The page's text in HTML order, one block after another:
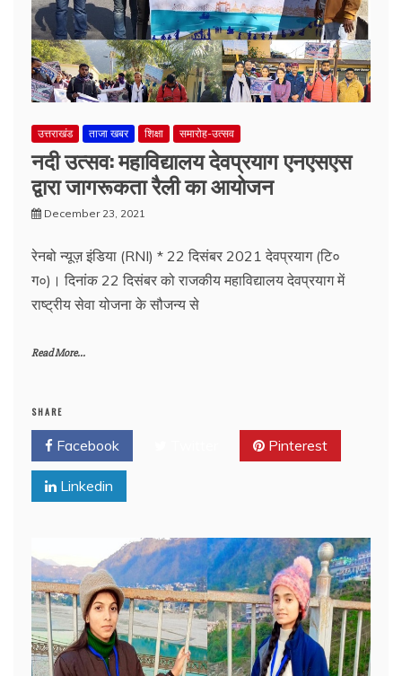
उत्तराखंड ताजा खबर शिक्षा समारोह-उत्सव
नदी उत्सव: महाविद्यालय देवप्रयाग एनएसएस
द्वारा जागरूकता रैली का आयोजन
December 23, 2021
रेनबो न्यूज़ इंडिया (RNI) * 22 दिसंबर 2021 देवप्रयाग (टि०
ग०)। दिनांक 22 दिसंबर को राजकीय महाविद्यालय देवप्रयाग में
राष्ट्रीय सेवा योजना के सौजन्य से
Read More...
SHARE
Facebook Pinterest
Linkedin